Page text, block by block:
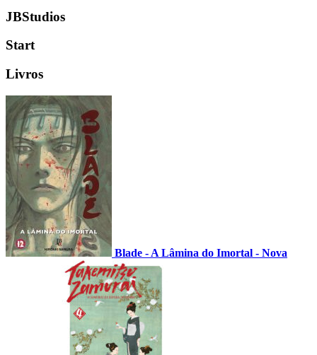
JBStudios
Start
Livros
Blade - A Lâmina do Imortal - Nova